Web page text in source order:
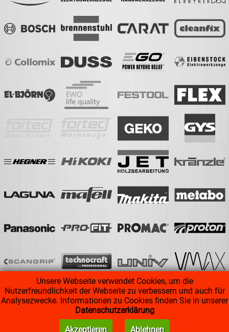
Impressum |
Unsere Webseite verwendet Cookies, um die
Nutzerfreundlichkeit der Webseite zu verbessern und auch für
Analysezwecke. Informationen zu Cookies finden Sie in unserer
Datenschutzerklärung
Akzeptieren
Ablehnen